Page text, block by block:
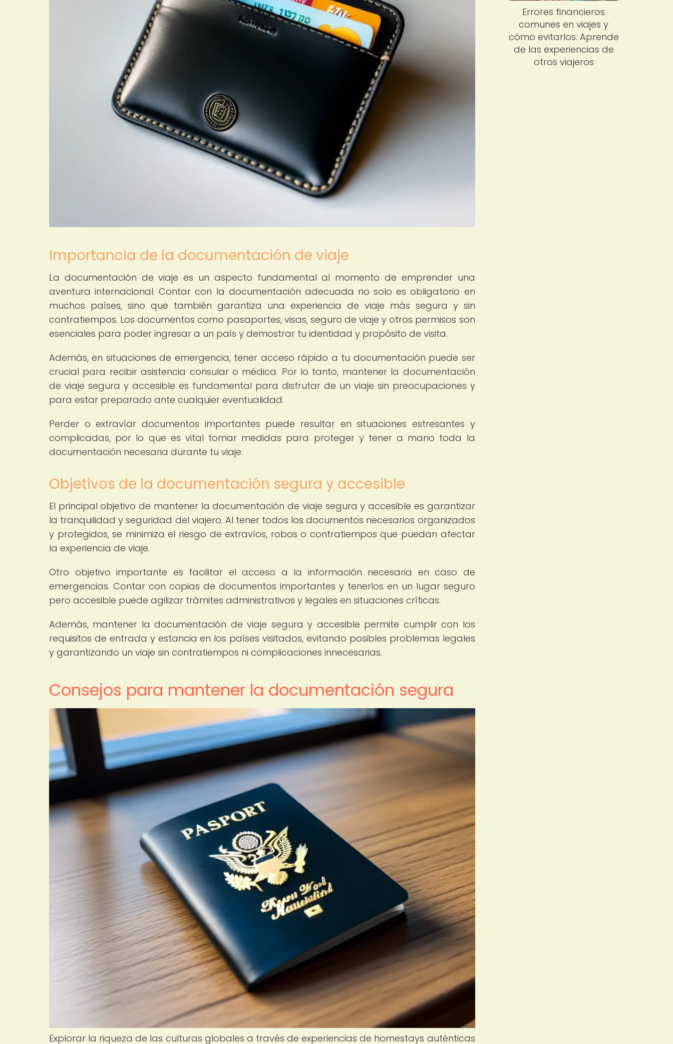
Importancia de la documentación de viaje
La documentación de viaje es un aspecto fundamental al momento de emprender una
aventura internacional. Contar con la documentación adecuada no solo es obligatorio en
muchos países, sino que también garantiza una experiencia de viaje más segura y sin
contratiempos. Los documentos como pasaportes, visas, seguro de viaje y otros permisos son
esenciales para poder ingresar a un país y demostrar tu identidad y propósito de visita.
Además, en situaciones de emergencia, tener acceso rápido a tu documentación puede ser
crucial para recibir asistencia consular o médica. Por lo tanto, mantener la documentación
de viaje segura y accesible es fundamental para disfrutar de un viaje sin preocupaciones y
para estar preparado ante cualquier eventualidad.
Perder o extravíar documentos importantes puede resultar en situaciones estresantes y
complicadas, por lo que es vital tomar medidas para proteger y tener a mano toda la
documentación necesaria durante tu viaje.
Objetivos de la documentación segura y accesible
El principal objetivo de mantener la documentación de viaje segura y accesible es garantizar
la tranquilidad y seguridad del viajero. Al tener todos los documentos necesarios organizados
y protegidos, se minimiza el riesgo de extravíos, robos o contratiempos que puedan afectar
la experiencia de viaje.
Otro objetivo importante es facilitar el acceso a la información necesaria en caso de
emergencias. Contar con copias de documentos importantes y tenerlos en un lugar seguro
pero accesible puede agilizar trámites administrativos y legales en situaciones críticas.
Además, mantener la documentación de viaje segura y accesible permite cumplir con los
requisitos de entrada y estancia en los países visitados, evitando posibles problemas legales
y garantizando un viaje sin contratiempos ni complicaciones innecesarias.
Consejos para mantener la documentación segura
Explorar la riqueza de las culturas globales a través de experiencias de homestays auténticas
Errores financieros
comunes en viajes y
cómo evitarlos: Aprende
de las experiencias de
otros viajeros